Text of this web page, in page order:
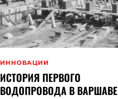
ИННОВАЦИИ
ИСТОРИЯ ПЕРВОГО
ВОДОПРОВОДА В ВАРШАВЕ